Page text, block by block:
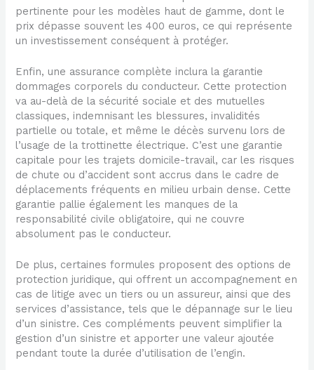
pertinente pour les modèles haut de gamme, dont le
prix dépasse souvent les 400 euros, ce qui représente
un investissement conséquent à protéger.
Enfin, une assurance complète inclura la garantie
dommages corporels du conducteur. Cette protection
va au-delà de la sécurité sociale et des mutuelles
classiques, indemnisant les blessures, invalidités
partielle ou totale, et même le décès survenu lors de
l’usage de la trottinette électrique. C’est une garantie
capitale pour les trajets domicile-travail, car les risques
de chute ou d’accident sont accrus dans le cadre de
déplacements fréquents en milieu urbain dense. Cette
garantie pallie également les manques de la
responsabilité civile obligatoire, qui ne couvre
absolument pas le conducteur.
De plus, certaines formules proposent des options de
protection juridique, qui offrent un accompagnement en
cas de litige avec un tiers ou un assureur, ainsi que des
services d’assistance, tels que le dépannage sur le lieu
d’un sinistre. Ces compléments peuvent simplifier la
gestion d’un sinistre et apporter une valeur ajoutée
pendant toute la durée d’utilisation de l’engin.